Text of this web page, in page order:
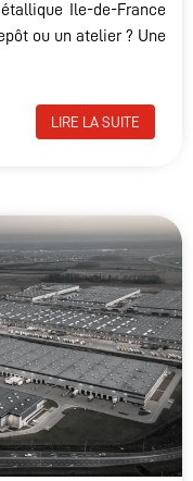
Ile-de-France
ou un atelier ? Une
LIRE LA SUITE